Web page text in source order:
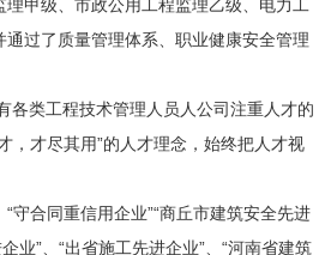
甲级、市政公用工程监理乙级、电力工
过了质量管理体系、职业健康安全管理
类工程技术管理人员人公司注重人才的
，才尽其用”的人才理念，始终把人才视
守合同重信用企业”“商丘市建筑安全先进
业”、“出省施工先进企业”、“河南省建筑